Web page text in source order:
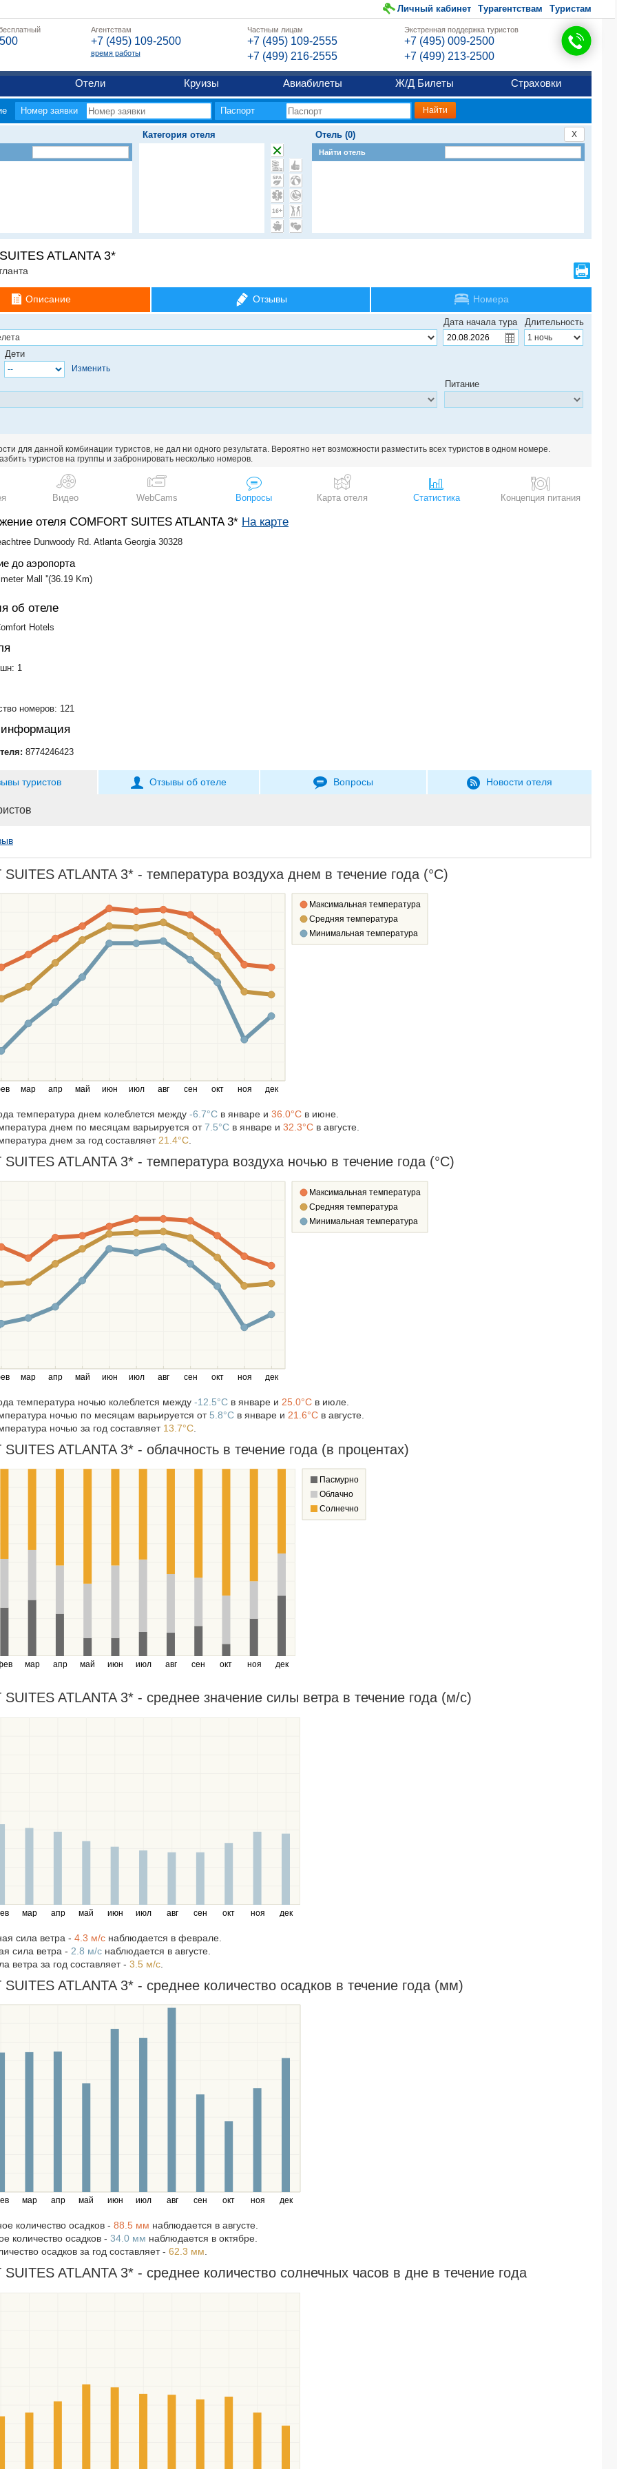
Личный кабинет Турагентствам Туристам
Агентствам
+7 (495) 109-2500
время работы
Частным лицам
+7 (495) 109-2555
+7 (499) 216-2555
Экстренная поддержка туристов
+7 (495) 009-2500
+7 (499) 213-2500
Отели Круизы Авиабилеты Ж/Д Билеты Страховки
Номер заявки Паспорт
X
Категория отеля Отель (0)
Найти отель
ATLANTA 3*
Описание Отзывы Номера
Дата начала тура Длительность
Изменить
Дети
Питание
для данной комбинации туристов, не дал ни одного результата. Вероятно нет возможности разместить всех туристов в одном номере.
туристов на группы и забронировать несколько номеров.
Видео WebCams Вопросы Карта отеля Статистика Концепция питания
отеля COMFORT SUITES ATLANTA 3* На карте
Dunwoody Rd. Atlanta Georgia 30328
до аэропорта
Mall ''(36.19 Km)
об отеле
Hotels
1
номеров: 121
информация
8774246423
туристов Отзывы об отеле Вопросы Новости отеля
SUITES ATLANTA 3* - температура воздуха днем в течение года (°C)
мар апр май июн июл авг сен окт ноя дек
Максимальная температура
Средняя температура
Минимальная температура
температура днем колеблется между -6.7°C в январе и 36.0°C в июне.
днем по месяцам варьируется от7.5°C в январе и 32.3°C в августе.
днем за год составляет21.4°C.
ATLANTA 3* - температура воздуха ночью в течение года (°C)
мар апр май июн июл авг сен окт ноя дек
Максимальная температура
Средняя температура
Минимальная температура
температура ночью колеблется между -12.5°C в январе и 25.0°C в июле.
ночью по месяцам варьируется от 5.8°C в январе и 21.6°C в августе.
ночью за год составляет 13.7°C
ATLANTA 3* - облачность в течение года (в процентах)
мар апр май июн июл авг сен окт ноя дек
Пасмурно
Облачно
Солнечно
SUITES ATLANTA 3* - среднее значение силы ветра в течение года (м/c)
мар апр май июн июл авг сен окт ноя дек
сила ветра - 4.3 м/c наблюдается в феврале.
сила ветра - 2.8 м/c наблюдается в августе.
ветра за год составляет - 3.5 м/c
SUITES ATLANTA 3* - среднее количество осадков в течение года (мм)
мар апр май июн июл авг сен окт ноя дек
количество осадков - 88.5 мм наблюдается в августе.
количество осадков - 34.0 мм наблюдается в октябре.
осадков за год составляет - 62.3 мм.
SUITES ATLANTA 3* - среднее количество солнечных часов в дне в течение года